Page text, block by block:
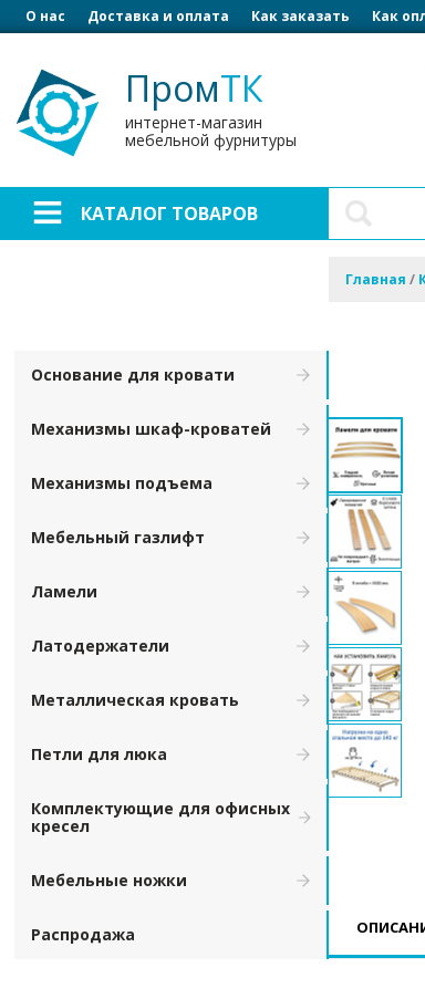
О нас Доставка и оплата Как заказать Как
ПромТК
интернет-магазин
мебельной фурнитуры
КАТАЛОГ ТОВАРОВ
Основание для кровати
Механизмы шкаф-кроватей
Механизмы подъема
Мебельный газлифт
Ламели
Латодержатели
Металлическая кровать
Петли для люка
Комплектующие для офисных
кресел
Мебельные ножки
Распродажа
Главная /